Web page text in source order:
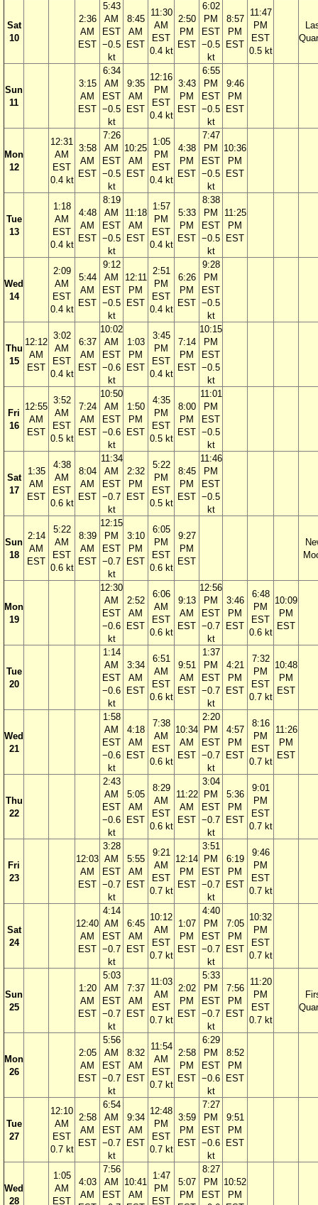
Sat
10
2:36
AM
EST
5:43
AM
EST
−0.5
kt
8:45
AM
EST
11:30
AM
EST
0.4 kt
2:50
PM
EST
6:02
PM
EST
−0.5
kt
8:57
PM
EST
11:47
PM
EST
0.5 kt
Sun
11
3:15
AM
EST
6:34
AM
EST
−0.5
kt
9:35
AM
EST
12:16
PM
EST
0.4 kt
3:43
PM
EST
6:55
PM
EST
−0.5
kt
9:46
PM
EST
Mon
12
12:31
AM
EST
0.4 kt
3:58
AM
EST
7:26
AM
EST
−0.5
kt
10:25
AM
EST
1:05
PM
EST
0.4 kt
4:38
PM
EST
7:47
PM
EST
−0.5
kt
10:36
PM
EST
Tue
13
1:18
AM
EST
0.4 kt
4:48
AM
EST
8:19
AM
EST
−0.5
kt
11:18
AM
EST
1:57
PM
EST
0.4 kt
5:33
PM
EST
8:38
PM
EST
−0.5
kt
11:25
PM
EST
Wed
14
2:09
AM
EST
0.4 kt
5:44
AM
EST
9:12
AM
EST
−0.5
kt
12:11
PM
EST
2:51
PM
EST
0.4 kt
6:26
PM
EST
9:28
PM
EST
−0.5
kt
Thu
15
12:12
AM
EST
3:02
AM
EST
0.4 kt
6:37
AM
EST
10:02
AM
EST
−0.6
kt
1:03
PM
EST
3:45
PM
EST
0.4 kt
7:14
PM
EST
10:15
PM
EST
−0.5
kt
Fri
16
12:55
AM
EST
3:52
AM
EST
0.5 kt
7:24
AM
EST
10:50
AM
EST
−0.6
kt
1:50
PM
EST
4:35
PM
EST
0.5 kt
8:00
PM
EST
11:01
PM
EST
−0.5
kt
Sat
17
1:35
AM
EST
4:38
AM
EST
0.6 kt
8:04
AM
EST
11:34
AM
EST
−0.7
kt
2:32
PM
EST
5:22
PM
EST
0.5 kt
8:45
PM
EST
11:46
PM
EST
−0.5
kt
Sun
18
2:14
AM
EST
5:22
AM
EST
0.6 kt
8:39
AM
EST
12:15
PM
EST
−0.7
kt
3:10
PM
EST
6:05
PM
EST
0.6 kt
9:27
PM
EST
Mon
19
12:30
AM
EST
−0.6
kt
2:52
AM
EST
6:06
AM
EST
0.6 kt
9:13
AM
EST
12:56
PM
EST
−0.7
kt
3:46
PM
EST
6:48
PM
EST
0.6 kt
10:09
PM
EST
Tue
20
1:14
AM
EST
−0.6
kt
3:34
AM
EST
6:51
AM
EST
0.6 kt
9:51
AM
EST
1:37
PM
EST
−0.7
kt
4:21
PM
EST
7:32
PM
EST
0.7 kt
10:48
PM
EST
Wed
21
1:58
AM
EST
−0.6
kt
4:18
AM
EST
7:38
AM
EST
0.6 kt
10:34
AM
EST
2:20
PM
EST
−0.7
kt
4:57
PM
EST
8:16
PM
EST
0.7 kt
11:26
PM
EST
Thu
22
2:43
AM
EST
−0.6
kt
5:05
AM
EST
8:29
AM
EST
0.6 kt
11:22
AM
EST
3:04
PM
EST
−0.7
kt
5:36
PM
EST
9:01
PM
EST
0.7 kt
Fri
23
12:03
AM
EST
3:28
AM
EST
−0.7
kt
5:55
AM
EST
9:21
AM
EST
0.7 kt
12:14
PM
EST
3:51
PM
EST
−0.7
kt
6:19
PM
EST
9:46
PM
EST
0.7 kt
Sat
24
12:40
AM
EST
4:14
AM
EST
−0.7
kt
6:45
AM
EST
10:12
AM
EST
0.7 kt
1:07
PM
EST
4:40
PM
EST
−0.7
kt
7:05
PM
EST
10:32
PM
EST
0.7 kt
Sun
25
1:20
AM
EST
5:03
AM
EST
−0.7
kt
7:37
AM
EST
11:03
AM
EST
0.7 kt
2:02
PM
EST
5:33
PM
EST
−0.7
kt
7:56
PM
EST
11:20
PM
EST
0.7 kt
Mon
26
2:05
AM
EST
5:56
AM
EST
−0.7
kt
8:32
AM
EST
11:54
AM
EST
0.7 kt
2:58
PM
EST
6:29
PM
EST
−0.6
kt
8:52
PM
EST
Tue
27
12:10
AM
EST
0.7 kt
2:58
AM
EST
6:54
AM
EST
−0.7
kt
9:34
AM
EST
12:48
PM
EST
0.7 kt
3:59
PM
EST
7:27
PM
EST
−0.6
kt
9:51
PM
EST
Wed
28
1:05
AM
EST
4:03
AM
7:56
AM
EST
10:41
AM
1:47
PM
EST
5:07
PM
8:27
PM
EST
10:52
PM